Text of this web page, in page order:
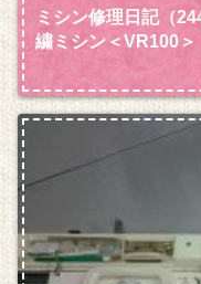
ミシン修理日記（
繍ミシン＜VR100＞